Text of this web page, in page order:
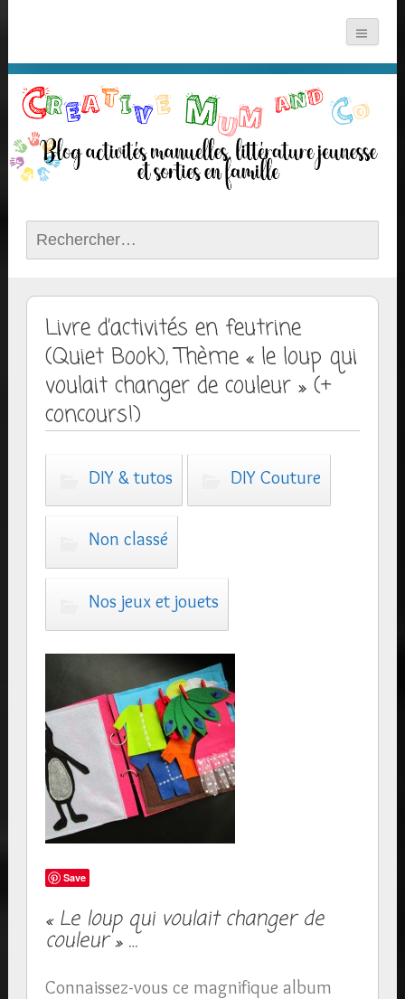
Rechercher :
Livre d’activités en feutrine
(Quiet Book), Thème « le loup qui
voulait changer de couleur » (+
concours!)
DIY & tutos DIY Couture
Non classé
Nos jeux et jouets
Save
« Le loup qui voulait changer de
couleur » …
Connaissez-vous ce magnifique album